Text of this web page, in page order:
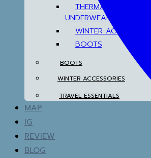
THERMAL
UNDERWEAR
WINTER ACCESSORIES
BOOTS
BOOTS
WINTER ACCESSORIES
TRAVEL ESSENTIALS
MAP
IG
REVIEW
BLOG